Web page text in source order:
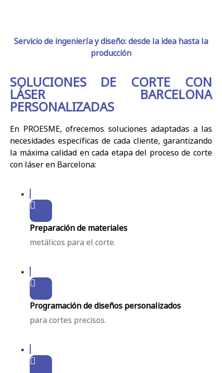
Servicio de ingeniería y diseño: desde la idea hasta la
producción
SOLUCIONES DE CORTE CON
LÁSER BARCELONA
PERSONALIZADAS
En PROESME, ofrecemos soluciones adaptadas a las
necesidades específicas de cada cliente, garantizando
la máxima calidad en cada etapa del proceso de corte
con láser en Barcelona:
Preparación de materiales
metálicos para el corte.
Programación de diseños personalizados
para cortes precisos.